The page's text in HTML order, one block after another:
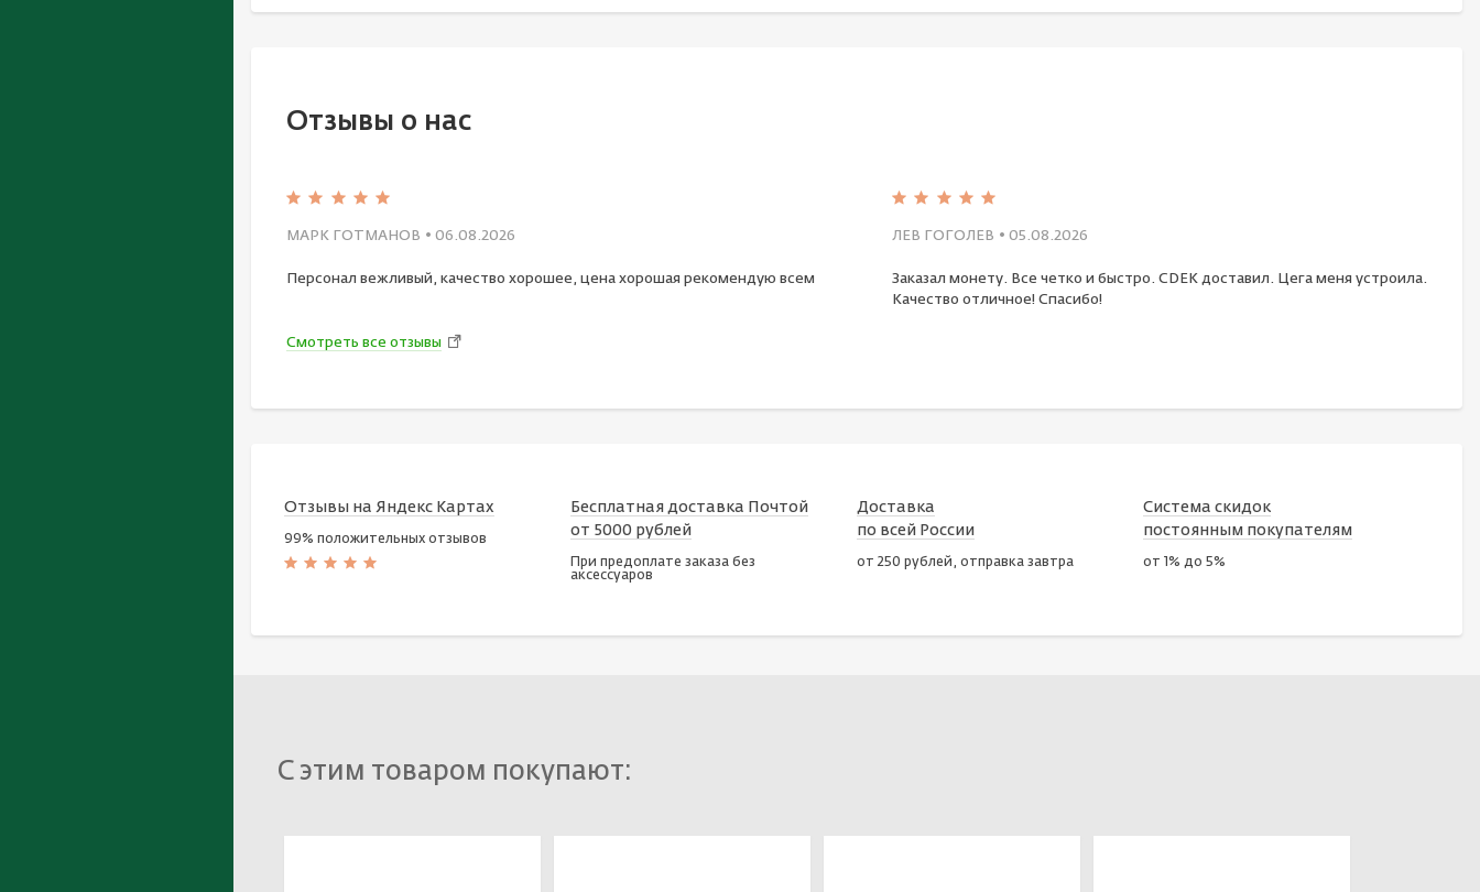
Отзывы о нас
МАРК ГОТМАНОВ • 06.08.2026
Персонал вежливый, качество хорошее, цена хорошая рекомендую всем
ЛЕВ ГОГОЛЕВ • 05.08.2026
Заказал монету. Все четко и быстро. CDEK доставил. Цега меня устроила.
Качество отличное! Спасибо!
Смотреть все отзывы
Отзывы на Яндекс Картах
99% положительных отзывов
Бесплатная доставка Почтой
от 5000 рублей
При предоплате заказа без
аксессуаров
Доставка
по всей России
от 250 рублей, отправка завтра
Система скидок
постоянным покупателям
от 1% до 5%
С этим товаром покупают: